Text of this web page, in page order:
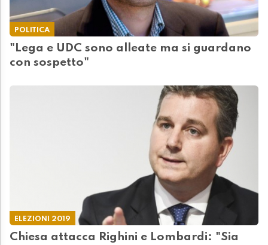
POLITICA
"Lega e UDC sono alleate ma si guardano
con sospetto"
ELEZIONI 2019
Chiesa attacca Righini e Lombardi: "Sia